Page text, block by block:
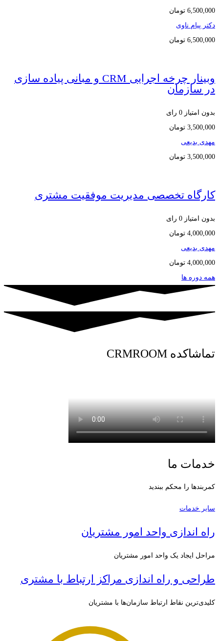
6,500,000 تومان
دکتر پیام ناوی
6,500,000 تومان
وبینار چرخه اجرایی CRM و مبانی پیاده سازی
در سازمان
بدون امتیاز 0 رای
3,500,000 تومان
مهدی بدیعی
3,500,000 تومان
کارگاه تخصصی مدیریت موفقیت مشتری
بدون امتیاز 0 رای
4,000,000 تومان
مهدی بدیعی
4,000,000 تومان
همه دوره ها
تماشاکده CRMROOM
خدمات ما
کمربندها را محکم ببندید
سایر خدمات
راه اندازی واحد امور مشتریان
مراحل ایجاد یک واحد امور مشتریان
طراحی و راه اندازی مراکز ارتباط با مشتری
کلیدی‌ترین نقاط ارتباط سازمان‌ها با مشتریان